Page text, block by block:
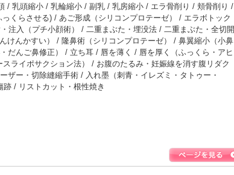
/ 乳頭縮小 / 乳輪縮小 / 副乳 / 乳房縮小 / エラ骨削り / 頬骨削り /
くらさせる) / あご形成（シリコンプロテーゼ） / エラボトック
注入（プチ小顔術） / 二重まぶた・埋没法 / 二重まぶた・全切開
けんかすい） / 隆鼻術（シリコンプロテーゼ） / 鼻翼縮小（小鼻
だんご鼻修正） / 立ち耳 / 唇を薄く / 唇を厚く（ふっくら・アヒ
ライポサクション法） / お腹のたるみ・妊娠線を消す腹リダク
ザー・切除縫縮手術 / 入れ墨（刺青・イレズミ・タトゥー・
/ リストカット・根性焼き